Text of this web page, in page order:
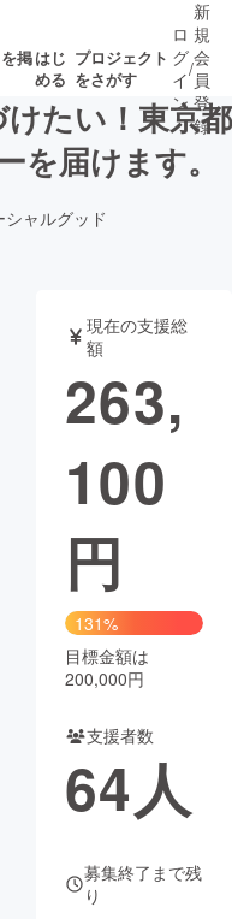
掲はじ
める
プロジェクト
をさがす
ジェクト
音楽
ゲーム・サ
CAMPFIRE Creation
ya コミュニティ
ロ
グ
イ
ン
/
新
規
会
員
登
録
たい！東京都
を届けます。
シャルグッド
現在の支援総
額
263,
100
円
131%
目標金額は
200,000円
支援者数
64人
募集終了まで残
り